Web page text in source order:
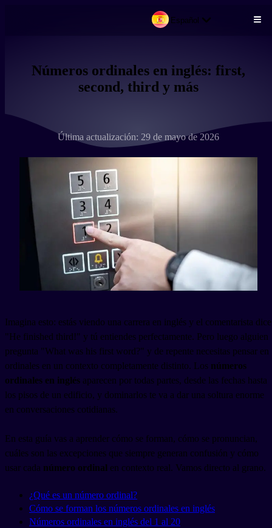
Español
Números ordinales en inglés: first,
second, third y más
Última actualización: 29 de mayo de 2026
Imagina esto: estás viendo una carrera en inglés y el comentarista dice
"He finished third!" y tú entiendes perfectamente. Pero luego alguien
pregunta "What was his first word?" y de repente necesitas pensar en
ordinales en un contexto completamente distinto. Los números
ordinales en inglés aparecen por todas partes, desde las fechas hasta
los pisos de un edificio, y dominarlos te va a dar una soltura enorme
en conversaciones cotidianas.
En esta guía vas a aprender cómo se forman, cómo se pronuncian,
cuáles son las excepciones que siempre generan confusión y cómo
usar cada número ordinal en contexto real. Vamos directo al grano.
¿Qué es un número ordinal?
Cómo se forman los números ordinales en inglés
Números ordinales en inglés del 1 al 20